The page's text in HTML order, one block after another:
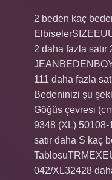
2 beden kaç
2 daha fazla
111 daha fazla
Bedeninizi şu
Göğüs çevresi
9348 (XL) 50108-
satır daha S kaç
042/XL32428